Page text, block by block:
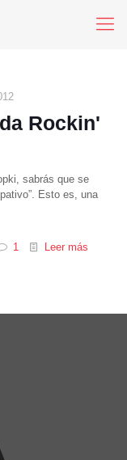
Rockin'
sabrás que se
Esto es, una
1 Leer más